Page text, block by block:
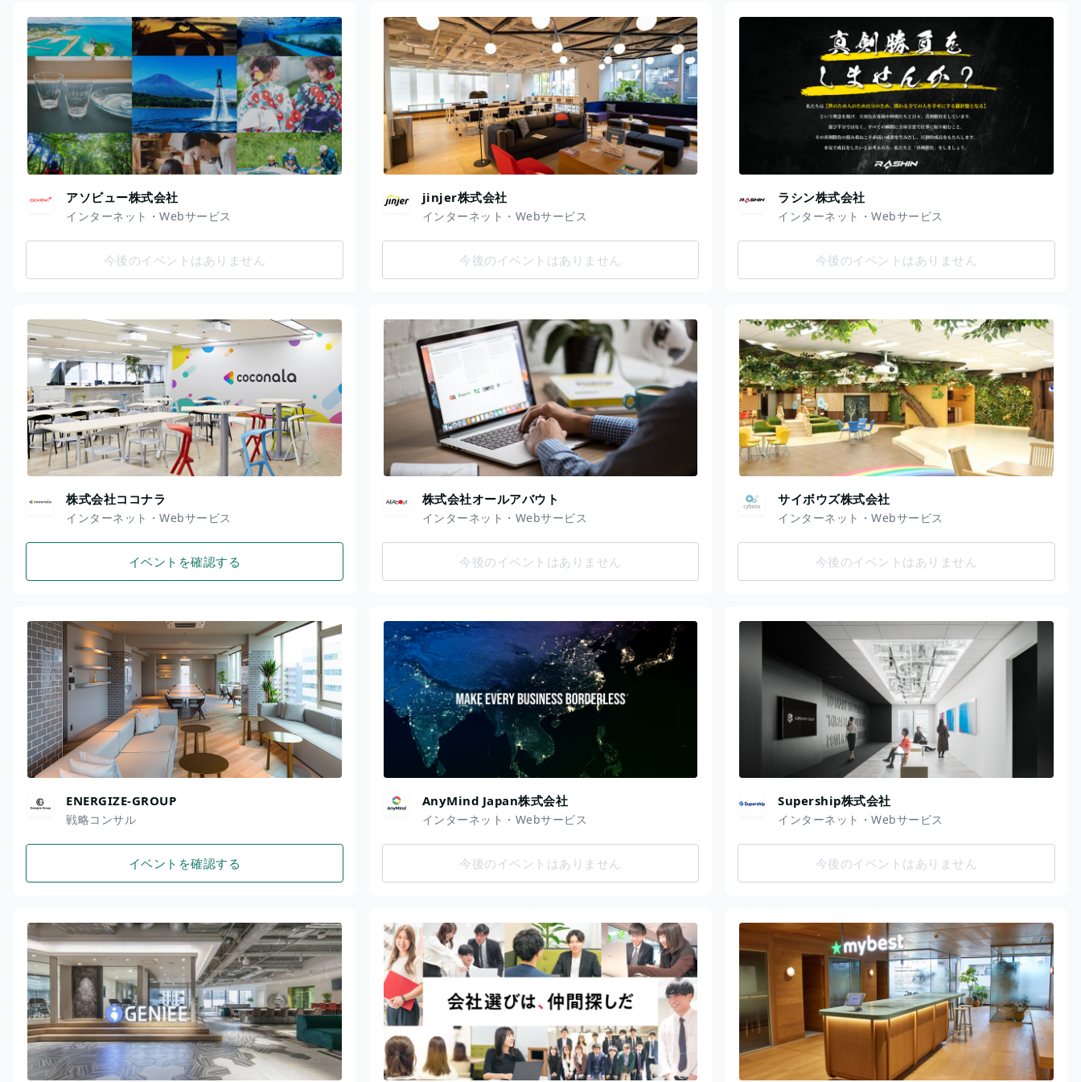
アソビュー株式会社
インターネット・Webサービス
今後のイベントはありません
jinjer株式会社
インターネット・Webサービス
今後のイベントはありません
ラシン株式会社
インターネット・Webサービス
今後のイベントはありません
株式会社ココナラ
インターネット・Webサービス
イベントを確認する
株式会社オールアバウト
インターネット・Webサービス
今後のイベントはありません
サイボウズ株式会社
インターネット・Webサービス
今後のイベントはありません
ENERGIZE-GROUP
戦略コンサル
イベントを確認する
AnyMind Japan株式会社
インターネット・Webサービス
今後のイベントはありません
Supership株式会社
インターネット・Webサービス
今後のイベントはありません